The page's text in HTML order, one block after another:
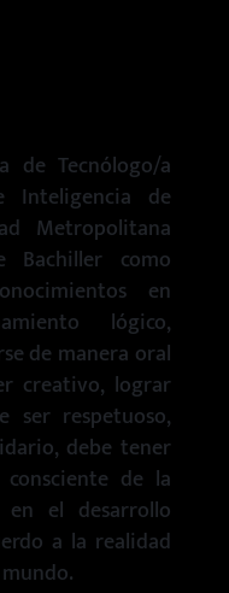
de Tecnólogo/a
de
Metropolitana
Bachiller como
en
lógico,
de manera oral
creativo, lograr
ser respetuoso,
debe tener
de la
el desarrollo
a la realidad